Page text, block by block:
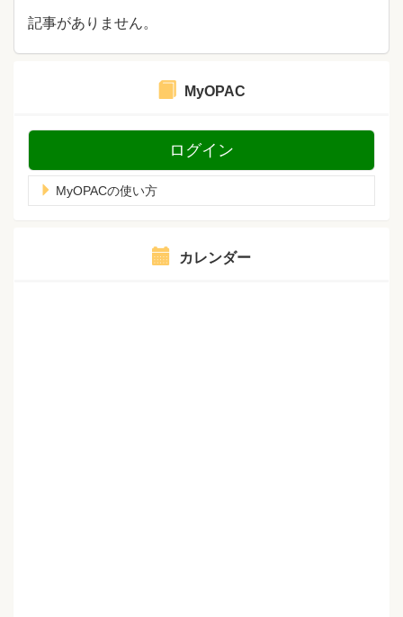
記事がありません。
MyOPAC
ログイン
MyOPACの使い方
カレンダー